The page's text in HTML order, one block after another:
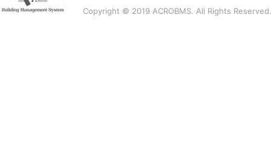
Copyright © 2019 ACROBMS. All Rights Reserved.